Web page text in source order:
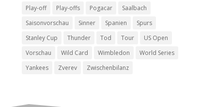
Play-off
Play-offs Pogacar
Saalbach
Saisonvorschau
Sinner Spanien
Spurs
Stanley Cup
Thunder Tod Tour
US Open
Vorschau
Wild Card Wimbledon
World Series
Yankees
Zverev Zwischenbilanz